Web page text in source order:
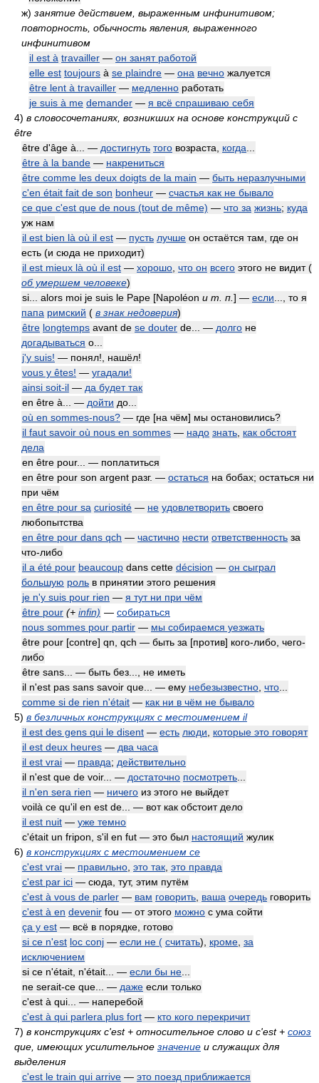
ж) занятие действием, выраженным инфинитивом;
повторность, обычность явления, выраженного
инфинитивом
il est à travailler — он занят работой
elle est toujours à se plaindre — она вечно жалуется
être lent à travailler — медленно работать
je suis à me demander — я всё спрашиваю себя
4) в словосочетаниях, возникших на основе конструкций с
être
être d'âge à... — достигнуть того возраста, когда
être à la bande — накрениться
être comme les deux doigts de la main — быть неразлучными
c'en était fait de son bonheur — счастья как не бывало
ce que c'est que de nous (tout de même) — что за жизнь; куда
уж нам
il est bien là où il est — пусть лучше он остаётся там, где он
есть (и сюда не приходит)
il est mieux là où il est — хорошо что он всего этого не видит(
об умершем человеке)
si... alors moi je suis le Pape [Napoléon и т. п. ] — если ..., то я
папа римский ( в знак недоверия)
être longtemps avant de se douter de... — долго не
догадываться о...
j'y suis! — понял!, нашёл!
vous y êtes! — угадали!
ainsi soit-il — да будет так
en être à... — дойти до...
où en sommes-nous? — где [на чём] мы остановились?
il faut savoir où nous en sommes — надо знать как обстоят
дела
en être pour... — поплатиться
en être pour son argent разг. — остаться на бобах; остаться ни
при чём
en être pour sa curiosité — не удовлетворить своего
любопытства
en être pour dans qch — частично нести ответственность за
что-либо
il a été pour beaucoup dans cette décision — он сыграл
большую роль в принятии этого решения
je n'y suis pour rien — я тут ни при чём
être pour (+ infin) — собираться
nous sommes pour partir — мы собираемся уезжать
être pour [contre] qn, qch — быть за [против] кого-либо, чего-
либо
être sans... — быть без..., не иметь
il n'est pas sans savoir que... — ему небезызвестно что
comme si de rien n'était — как ни в чём не бывало
5) в безличных конструкциях с местоимением il
il est des gens qui le disent — есть люди
которые это говорят
il est deux heures — два часа
il est vrai — правда; действительно
il n'est que de voir... — достаточно посмотреть
il n'en sera rien — ничего из этого не выйдет
voilà ce qu'il en est de... — вот как обстоит дело
il est nuit — уже темно
c'était un fripon, s'il en fut — это был настоящий жулик
6) в конструкциях с местоимением ce
c'est vrai — правильно это так это правда
c'est par ici — сюда, тут, этим путём
c'est à vous de parler — вам говорить ваша очередь говорить
c'est à en devenir fou — от этого можно с ума сойти
ça y est — всё в порядке, готово
si ce n'est loc conj — если не ( считать), кроме за
исключением
si ce n'était, n'était... — если бы не
ne serait-ce que... — даже если только
c'est à qui... — наперебой
c'est à qui parlera plus fort — кто кого перекричит
7) в конструкциях c'est + относительное слово и c'est + союз
que, имеющих усилительное значение и служащих для
выделения
c'est le train qui arrive — это поезд приближается